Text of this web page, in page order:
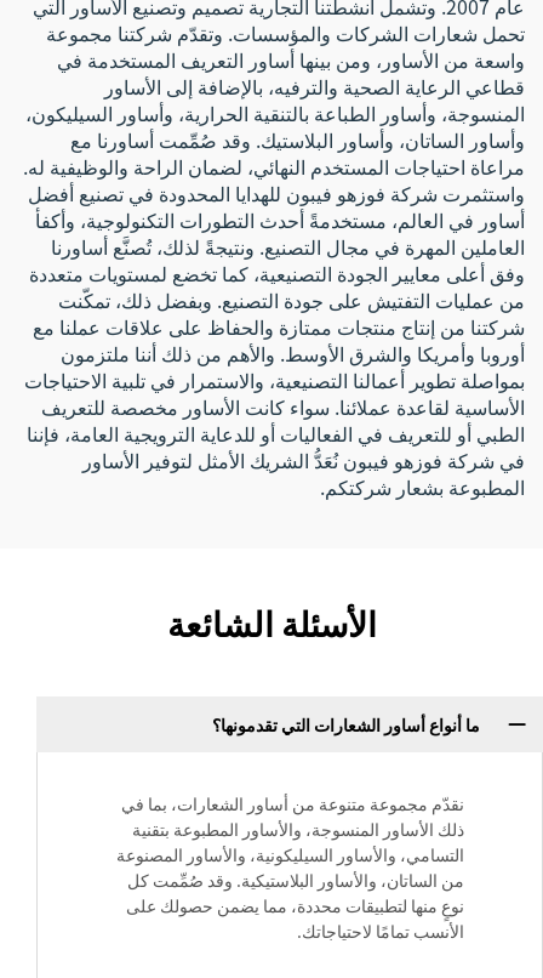
عام 2007. وتشمل أنشطتنا التجارية تصميم وتصنيع الأساور التي
تحمل شعارات الشركات والمؤسسات. وتقدّم شركتنا مجموعة
واسعة من الأساور، ومن بينها أساور التعريف المستخدمة في
قطاعي الرعاية الصحية والترفيه، بالإضافة إلى الأساور
المنسوجة، وأساور الطباعة بالتنقية الحرارية، وأساور السيليكون،
وأساور الساتان، وأساور البلاستيك. وقد صُمِّمت أساورنا مع
مراعاة احتياجات المستخدم النهائي، لضمان الراحة والوظيفية له.
واستثمرت شركة فوزهو فيبون للهدايا المحدودة في تصنيع أفضل
أساور في العالم، مستخدمةً أحدث التطورات التكنولوجية، وأكفأ
العاملين المهرة في مجال التصنيع. ونتيجةً لذلك، تُصنَّع أساورنا
وفق أعلى معايير الجودة التصنيعية، كما تخضع لمستويات متعددة
من عمليات التفتيش على جودة التصنيع. وبفضل ذلك، تمكّنت
شركتنا من إنتاج منتجات ممتازة والحفاظ على علاقات عملنا مع
أوروبا وأمريكا والشرق الأوسط. والأهم من ذلك أننا ملتزمون
بمواصلة تطوير أعمالنا التصنيعية، والاستمرار في تلبية الاحتياجات
الأساسية لقاعدة عملائنا. سواء كانت الأساور مخصصة للتعريف
الطبي أو للتعريف في الفعاليات أو للدعاية الترويجية العامة، فإننا
في شركة فوزهو فيبون نُعَدُّ الشريك الأمثل لتوفير الأساور
المطبوعة بشعار شركتكم.
الأسئلة الشائعة
ما أنواع أساور الشعارات التي تقدمونها؟
نقدّم مجموعة متنوعة من أساور الشعارات، بما في
ذلك الأساور المنسوجة، والأساور المطبوعة بتقنية
التسامي، والأساور السيليكونية، والأساور المصنوعة
من الساتان، والأساور البلاستيكية. وقد صُمِّمت كل
نوعٍ منها لتطبيقات محددة، مما يضمن حصولك على
الأنسب تمامًا لاحتياجاتك.